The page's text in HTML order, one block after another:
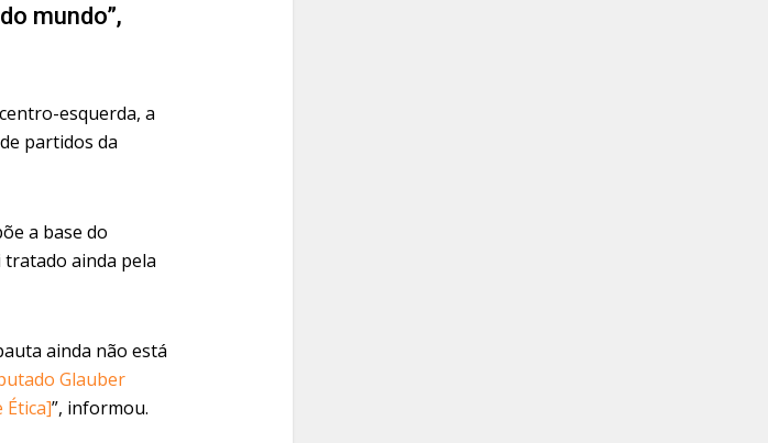
mundo”,
esquerda, a
partidos da
a base do
ainda pela
ainda não está
Glauber
Ética]”, informou.